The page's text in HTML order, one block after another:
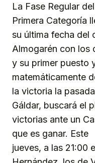
La Fase Regular
Primera Categoría
su última fecha del
Almogarén con los
y su primer puesto
matemáticamente
la victoria la
Gáldar, buscará el
victorias ante un
que es ganar. Este
jueves, a las 21:00